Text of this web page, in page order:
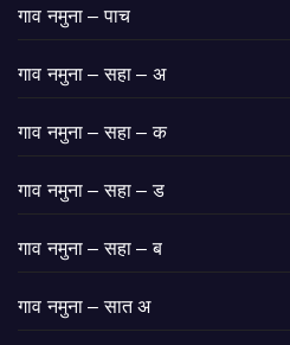
गाव नमुना – पाच
गाव नमुना – सहा – अ
गाव नमुना – सहा – क
गाव नमुना – सहा – ड
गाव नमुना – सहा – ब
गाव नमुना – सात अ